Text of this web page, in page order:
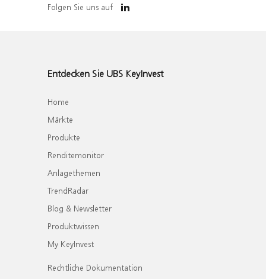
Folgen Sie uns auf
Entdecken Sie UBS KeyInvest
Home
Märkte
Produkte
Renditemonitor
Anlagethemen
TrendRadar
Blog & Newsletter
Produktwissen
My KeyInvest
Rechtliche Dokumentation